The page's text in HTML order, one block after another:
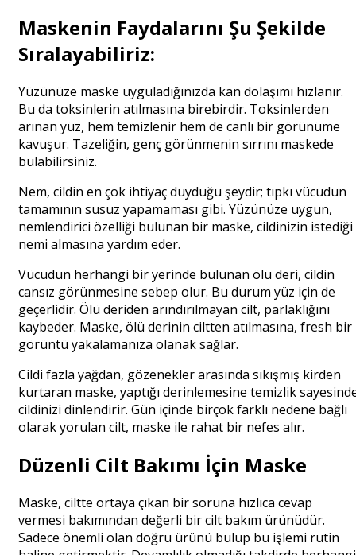
Maskenin Faydalarını Şu Şekilde
Sıralayabiliriz:
Yüzünüze maske uyguladığınızda kan dolaşımı hızlanır.
Bu da toksinlerin atılmasına birebirdir. Toksinlerden
arınan yüz, hem temizlenir hem de canlı bir görünüme
kavuşur. Tazeliğin, genç görünmenin sırrını maskede
bulabilirsiniz.
Nem, cildin en çok ihtiyaç duyduğu şeydir; tıpkı vücudun
tamamının susuz yapamaması gibi. Yüzünüze uygun,
nemlendirici özelliği bulunan bir maske, cildinizin istediği
nemi almasına yardım eder.
Vücudun herhangi bir yerinde bulunan ölü deri, cildin
cansız görünmesine sebep olur. Bu durum yüz için de
geçerlidir. Ölü deriden arındırılmayan cilt, parlaklığını
kaybeder. Maske, ölü derinin ciltten atılmasına, fresh bir
görüntü yakalamanıza olanak sağlar.
Cildi fazla yağdan, gözenekler arasında sıkışmış kirden
kurtaran maske, yaptığı derinlemesine temizlik
cildinizi dinlendirir. Gün içinde birçok farklı nedene bağlı
olarak yorulan cilt, maske ile rahat bir nefes alır.
Düzenli Cilt Bakımı İçin Maske
Maske, ciltte ortaya çıkan bir soruna hızlıca cevap
vermesi bakımından değerli bir cilt bakım ürünüdür.
Sadece önemli olan doğru ürünü bulup bu işlemi rutin